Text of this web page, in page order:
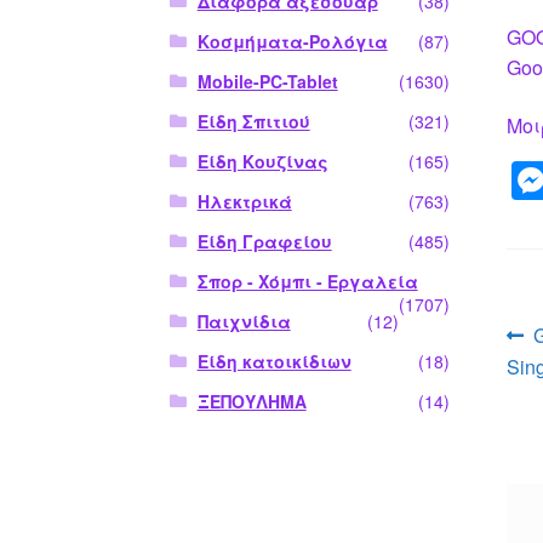
Κοσμήματα-Ρολόγια
(87)
Mobile-PC-Tablet
(1630)
Είδη Σπιτιού
(321)
Είδη Κουζίνας
(165)
Ηλεκτρικά
(763)
Είδη Γραφείου
(485)
Σπορ - Χόμπι - Εργαλεία
(1707)
Παιχνίδια
(12)
Είδη κατοικίδιων
(18)
ΞΕΠΟΥΛΗΜΑ
(14)